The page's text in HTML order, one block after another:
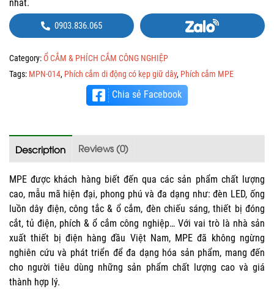
nhất.
0903.836.065
Category:Ổ CẮM & PHÍCH CẮM CÔNG NGHIỆP
Tags: MPN-014, Phích cắm di động có kẹp giữ dây, Phích cắm MPE
Chia sẻ Facebook
Description Reviews (0)
MPE được khách hàng biết đến qua các sản phẩm chất lượng
cao, mẫu mã hiện đại, phong phú và đa dạng như: đèn LED, ống
luồn dây điện, công tắc & ổ cắm, đèn chiếu sáng, thiết bị đóng
cắt, tủ điện, phích & ổ cắm công nghiệp… Với vai trò là nhà sản
xuất thiết bị điện hàng đầu Việt Nam, MPE đã không ngừng
nghiên cứu và phát triển để đa dạng hóa sản phẩm, mang đến
cho người tiêu dùng những sản phẩm chất lượng cao và giá
thành hợp lý.